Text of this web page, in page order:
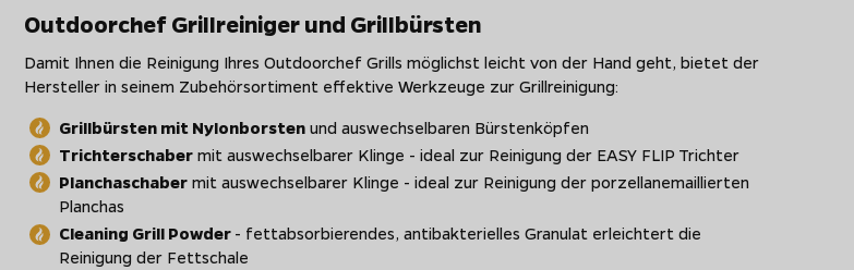
Outdoorchef Grillreiniger und Grillbürsten
Damit Ihnen die Reinigung Ihres Outdoorchef Grills möglichst leicht von der Hand geht, bietet der
Hersteller in seinem Zubehörsortiment effektive Werkzeuge zur Grillreinigung:
Grillbürsten mit Nylonborsten und auswechselbaren Bürstenköpfen
Trichterschaber mit auswechselbarer Klinge - ideal zur Reinigung der EASY FLIP Trichter
Planchaschaber mit auswechselbarer Klinge - ideal zur Reinigung der porzellanemaillierten
Planchas
Cleaning Grill Powder - fettabsorbierendes, antibakterielles Granulat erleichtert die
Reinigung der Fettschale